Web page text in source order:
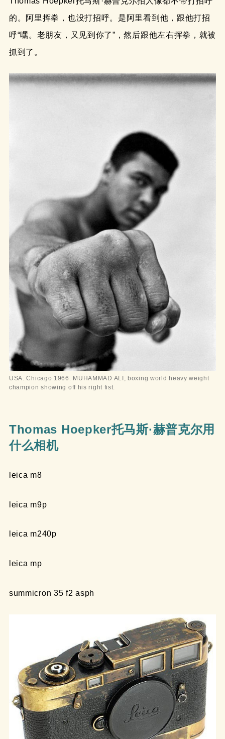
的。阿里挥拳，也没打招呼。是阿里看到他，跟他打招
呼“嘿。老朋友，又见到你了”，然后跟他左右挥拳，就被
抓到了。
USA. Chicago 1966. MUHAMMAD ALI, boxing world heavy weight
champion showing off his right fist.
Thomas Hoepker托马斯·赫普克尔用
什么相机
leica m8
leica m9p
leica m240p
leica mp
summicron 35 f2 asph